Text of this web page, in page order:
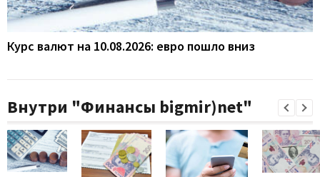
Курс валют на 10.08.2026: евро пошло вниз
Внутри "Финансы bigmir)net"